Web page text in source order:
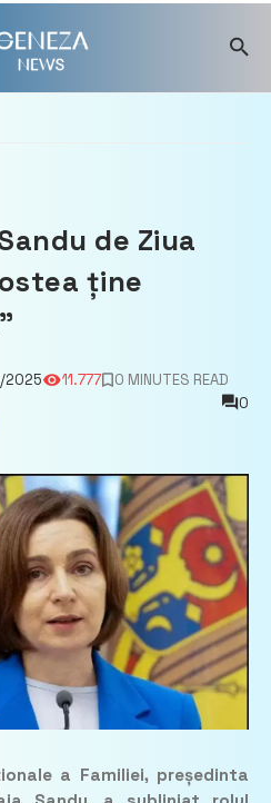
de Ziua
ține
2025 11.777
0 MINUTES READ
0
a Familiei, președinta